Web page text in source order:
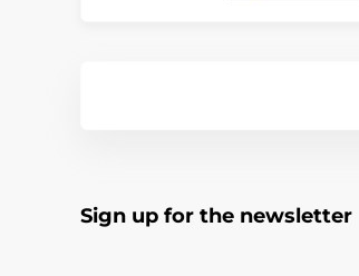
Sign up for the newsletter